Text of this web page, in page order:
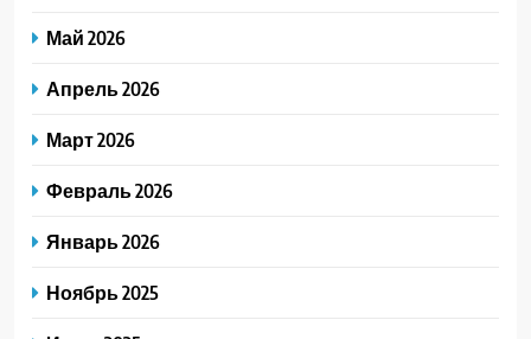
Май 2026
Апрель 2026
Март 2026
Февраль 2026
Январь 2026
Ноябрь 2025